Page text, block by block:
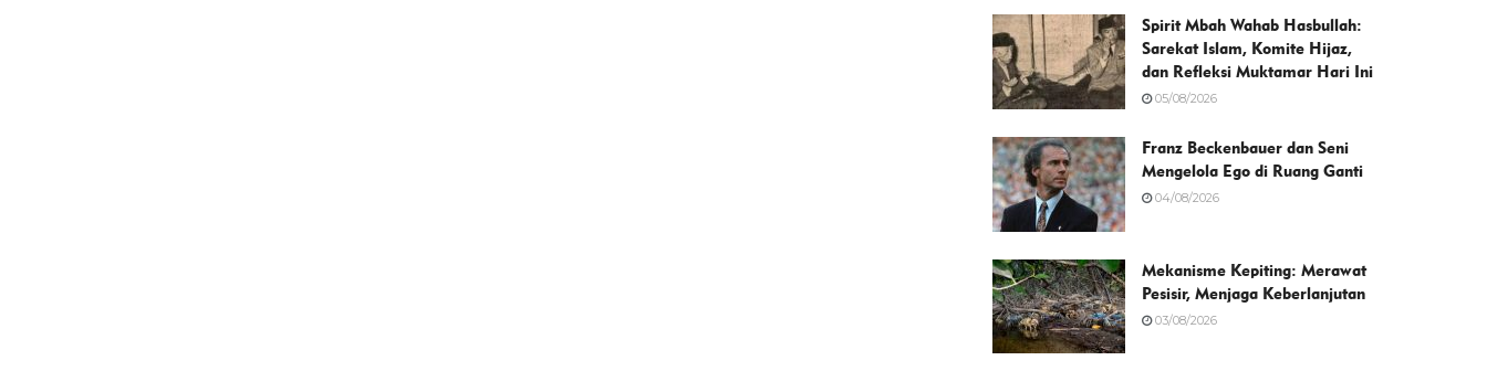
Spirit Mbah Wahab Hasbullah:
Sarekat Islam, Komite Hijaz,
dan Refleksi Muktamar Hari Ini
05/08/2026
Franz Beckenbauer dan Seni
Mengelola Ego di Ruang Ganti
04/08/2026
Mekanisme Kepiting: Merawat
Pesisir, Menjaga Keberlanjutan
03/08/2026